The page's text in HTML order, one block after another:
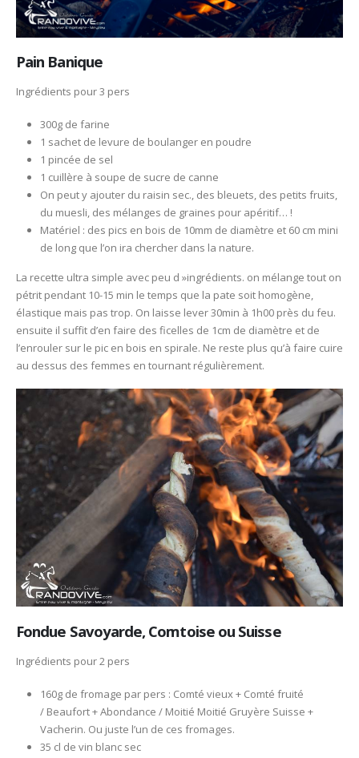
Pain Banique
Ingrédients pour 3 pers
300g de farine
1 sachet de levure de boulanger en poudre
1 pincée de sel
1 cuillère à soupe de sucre de canne
On peut y ajouter du raisin sec., des bleuets, des petits fruits,
du muesli, des mélanges de graines pour apéritif… !
Matériel : des pics en bois de 10mm de diamètre et 60 cm mini
de long que l’on ira chercher dans la nature.
La recette ultra simple avec peu d »ingrédients. on mélange tout on
pétrit pendant 10-15 min le temps que la pate soit homogène,
élastique mais pas trop. On laisse lever 30min à 1h00 près du feu.
ensuite il suffit d’en faire des ficelles de 1cm de diamètre et de
l’enrouler sur le pic en bois en spirale. Ne reste plus qu’à faire cuire
au dessus des femmes en tournant régulièrement.
Fondue Savoyarde, Comtoise ou Suisse
Ingrédients pour 2 pers
160g de fromage par pers : Comté vieux + Comté fruité
/ Beaufort + Abondance / Moitié Moitié Gruyère Suisse +
Vacherin. Ou juste l’un de ces fromages.
35 cl de vin blanc sec